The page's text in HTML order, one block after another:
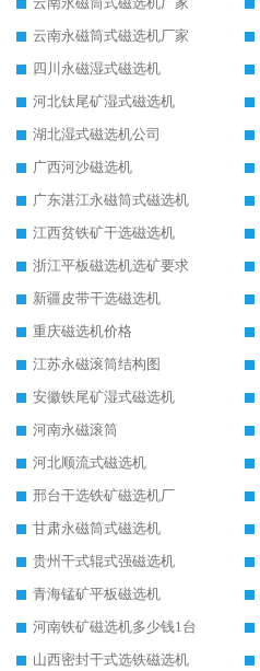
云南永磁筒式磁选机厂家
四川永磁湿式磁选机
河北钛尾矿湿式磁选机
湖北湿式磁选机公司
广西河沙磁选机
广东湛江永磁筒式磁选机
江西贫铁矿干选磁选机
浙江平板磁选机选矿要求
新疆皮带干选磁选机
重庆磁选机价格
江苏永磁滚筒结构图
安徽铁尾矿湿式磁选机
河南永磁滚筒
河北顺流式磁选机
邢台干选铁矿磁选机厂
甘肃永磁筒式磁选机
贵州干式辊式强磁选机
青海锰矿平板磁选机
河南铁矿磁选机多少钱1台
山西密封干式选铁磁选机